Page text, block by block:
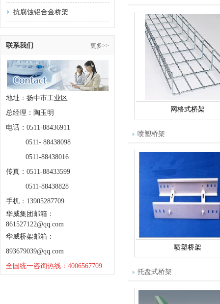
抗腐蚀铝合金桥架
联系我们 更多>>
地址：扬中市工业区
总经理：陶玉明
电话：0511-88436911
0511- 88438098
0511-88438016
传真：0511-88433599
0511-88438828
手机：13905287709
华威集团邮箱：
861527122@qq.com
华威桥架邮箱：
893679039@qq.com
全国统一咨询热线：4006567709
网格式桥架
喷塑桥架
喷塑桥架
托盘式桥架